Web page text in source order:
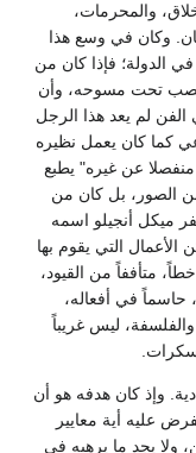
والمحرمات،
وكان في وسع هذا
الدولة؛ فإذا كان من
تحت مسوحه، وأن
لم يعد هذا الرجل
كما كان يعمل نظيره
عن غيره" يطبع
الصور، بل كان من
ميكل أنجيلو اسمه
التي يقوم بها
متأففاً من القيود،
حاسماً في أفعاله،
ليس غريباً
وإذ كان هدفه هو أن
عليه أية معايير
ولا يجد ما يرهبه في